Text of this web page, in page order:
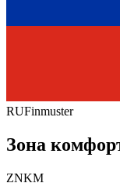
RUFinmuster
Зона
ZNKM